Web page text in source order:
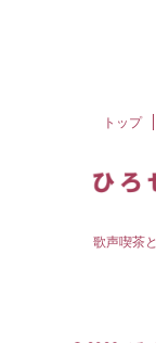
トップ
歌声喫茶